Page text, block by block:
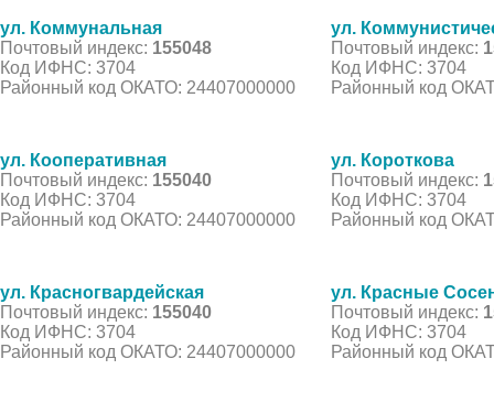
ул. Коммунальная
Почтовый индекс: 155048
Код ИФНС: 3704
Районный код ОКАТО: 24407000000
ул.
Почтовый индекс:
Код ИФНС: 3704
Районный код
ул. Кооперативная
Почтовый индекс: 155040
Код ИФНС: 3704
Районный код ОКАТО: 24407000000
ул. Короткова
Почтовый индекс:
Код ИФНС: 3704
Районный код
ул. Красногвардейская
Почтовый индекс: 155040
Код ИФНС: 3704
Районный код ОКАТО: 24407000000
ул. Красные
Почтовый индекс:
Код ИФНС: 3704
Районный код